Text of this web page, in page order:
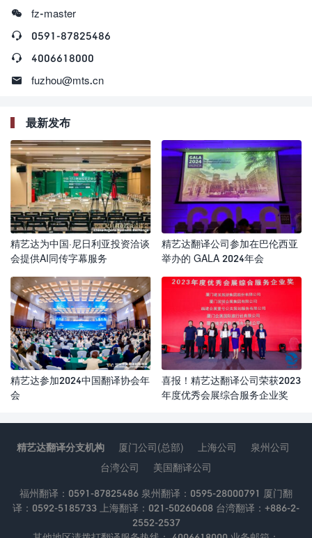

fz-master

0591-87825486

4006618000

fuzhou@mts.cn
最新发布
精艺达为中国·尼日利亚投资洽谈
会提供AI同传字幕服务
精艺达翻译公司参加在巴伦西亚
举办的 GALA 2024年会
精艺达参加2024中国翻译协会年
会
喜报！精艺达翻译公司荣获2023
年度优秀会展综合服务企业奖
精艺达翻译分支机构 厦门公司(总部) 上海公司
泉州公司
台湾公司
美国翻译公司
福州翻译：0591-87825486 泉州翻译：0595-28000791 厦门翻
译：0592-5185733 上海翻译：021-50260608 台湾翻译：+886-2-
2552-2537